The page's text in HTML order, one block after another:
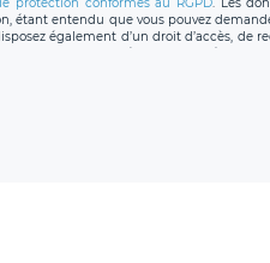
étant entendu que vous pouvez
également d’un droit d’accès,
ainsi que d’un droit à la portabilité de
de LÉGAVOX qui exerce au siège
mail :